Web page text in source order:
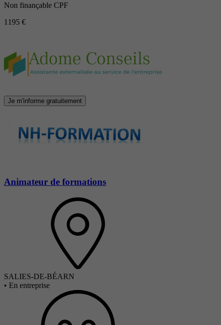
Non finançable CPF
1195 €
Je m'informe gratuitement
Animateur de formations
SALIES-DE-BÉARN
• En entreprise